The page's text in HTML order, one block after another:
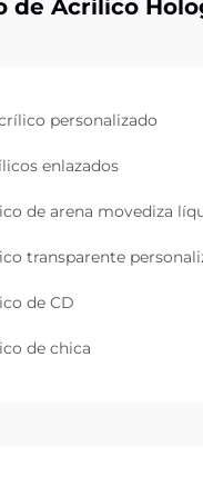
de Acrílico
personalizado
enlazados
de arena movediza
transparente
de CD
de chica